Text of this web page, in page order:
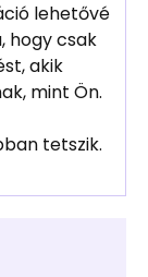
lehetővé
hogy csak
akik
mint Ön.
tetszik.